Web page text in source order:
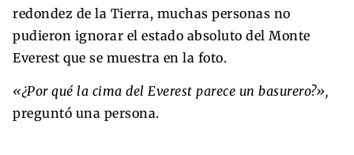
redondez de la Tierra, muchas personas no
pudieron ignorar el estado absoluto del Monte
Everest que se muestra en la foto.
«¿Por qué la cima del Everest parece un basurero?»,
preguntó una persona.